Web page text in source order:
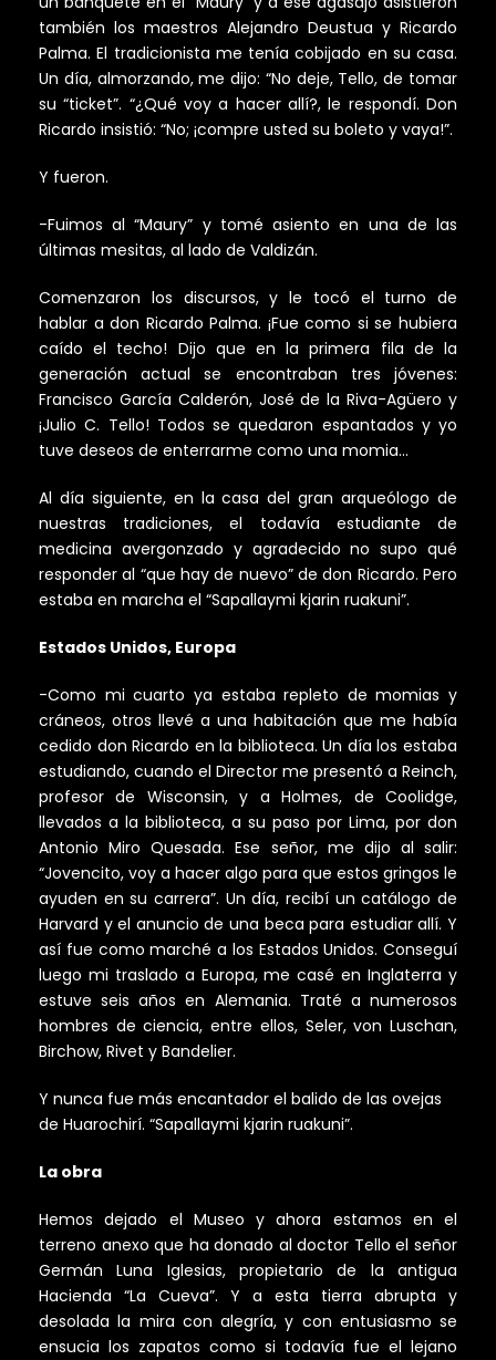
también los maestros Alejandro Deustua y Ricardo
Palma. El tradicionista me tenía cobijado en su casa.
Un día, almorzando, me dijo: “No deje, Tello, de tomar
su “ticket”. “¿Qué voy a hacer allí?, le respondí. Don
Ricardo insistió: “No; ¡compre usted su boleto y vaya!”.
Y fueron.
-Fuimos al “Maury” y tomé asiento en una de las
últimas mesitas, al lado de Valdizán.
Comenzaron los discursos, y le tocó el turno de
hablar a don Ricardo Palma. ¡Fue como si se hubiera
caído el techo! Dijo que en la primera fila de la
generación actual se encontraban tres jóvenes:
Francisco García Calderón, José de la Riva-Agüero y
¡Julio C. Tello! Todos se quedaron espantados y yo
tuve deseos de enterrarme como una momia…
Al día siguiente, en la casa del gran arqueólogo de
nuestras tradiciones, el todavía estudiante de
medicina avergonzado y agradecido no supo qué
responder al “que hay de nuevo” de don Ricardo. Pero
estaba en marcha el “Sapallaymi kjarin ruakuni”.
Estados Unidos, Europa
-Como mi cuarto ya estaba repleto de momias y
cráneos, otros llevé a una habitación que me había
cedido don Ricardo en la biblioteca. Un día los estaba
estudiando, cuando el Director me presentó a Reinch,
profesor de Wisconsin, y a Holmes, de Coolidge,
llevados a la biblioteca, a su paso por Lima, por don
Antonio Miro Quesada. Ese señor, me dijo al salir:
“Jovencito, voy a hacer algo para que estos gringos le
ayuden en su carrera”. Un día, recibí un catálogo de
Harvard y el anuncio de una beca para estudiar allí. Y
así fue como marché a los Estados Unidos. Conseguí
luego mi traslado a Europa, me casé en Inglaterra y
estuve seis años en Alemania. Traté a numerosos
hombres de ciencia, entre ellos, Seler, von Luschan,
Birchow, Rivet y Bandelier.
Y nunca fue más encantador el balido de las ovejas
de Huarochirí. “Sapallaymi kjarin ruakuni”.
La obra
Hemos dejado el Museo y ahora estamos en el
terreno anexo que ha donado al doctor Tello el señor
Germán Luna Iglesias, propietario de la antigua
Hacienda “La Cueva”. Y a esta tierra abrupta y
desolada la mira con alegría, y con entusiasmo se
ensucia los zapatos como si todavía fue el lejano